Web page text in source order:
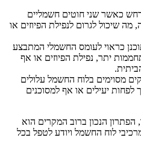
כאשר שני חוטים חשמליים
מה שיכול לגרום לנפילת הפיוזים או
כראוי לעומס החשמלי המתבצע
יתר, נפילת הפיוזים או אף
מסוימים בלוח החשמל עלולים
לפחות יעילים או אף למסוכנים
הנכון ברוב המקרים הוא
לוח החשמל ויודע לטפל בכל